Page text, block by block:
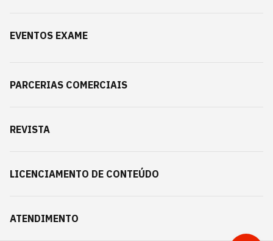
EVENTOS EXAME
PARCERIAS COMERCIAIS
REVISTA
LICENCIAMENTO DE CONTEÚDO
ATENDIMENTO